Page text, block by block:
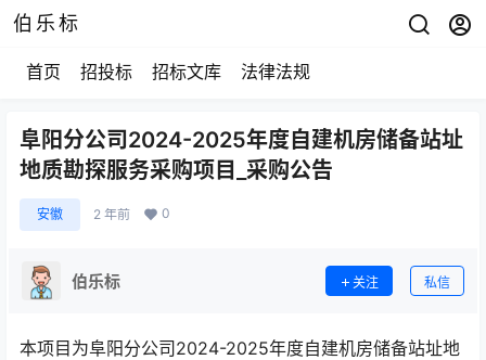
伯乐标
首页 招投标 招标文库 法律法规
阜阳分公司2024-2025年度自建机房储备站址
地质勘探服务采购项目_采购公告
安徽 2 年前 0
伯乐标 关注 私信
本项目为阜阳分公司2024-2025年度自建机房储备站址地